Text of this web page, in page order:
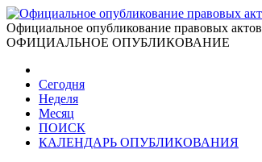
Официальное опубликование правовых актов
ОФИЦИАЛЬНОЕ ОПУБЛИКОВАНИЕ
Сегодня
Неделя
Месяц
ПОИСК
КАЛЕНДАРЬ ОПУБЛИКОВАНИЯ